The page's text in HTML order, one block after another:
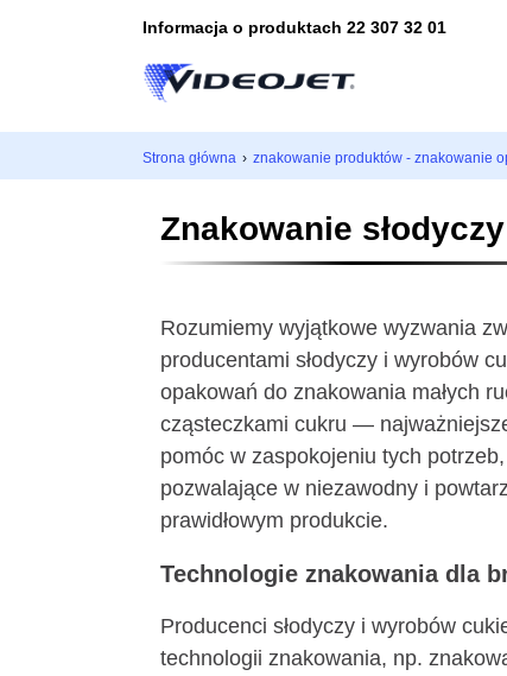
Informacja o produktach 22 307 32 01
Strona główna › znakowanie produktów - znakowanie
Znakowanie
Rozumiemy wyjątkowe wyzwania
producentami słodyczy i wyrobów
opakowań do znakowania małych
cząsteczkami cukru —
pomóc w zaspokojeniu tych
pozwalające w niezawodny i
prawidłowym produkcie.
Technologie znakowania dla
Producenci słodyczy i wyrobów
technologii znakowania, np.